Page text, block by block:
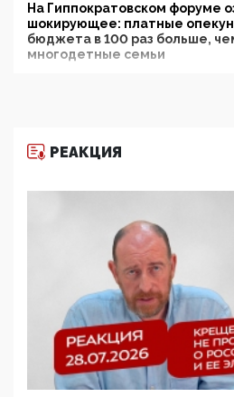
На Гиппократовском форуме
шокирующее: платные
бюджета в 100 раз больше,
многодетные семьи
11:53, 09 Июня 2026
деятельность ИИТО ЮНЕСКО в
цифроглобалисты
повестку в образовании
09:43, 01 Июня 2026
5G за счет здоровья
отобрать у регионов и
защищать жилые дома и
05:58, 26 Мая 2026
Роскомнадзор освободили от
деструктивным и опасным
РЕАКЦИЯ